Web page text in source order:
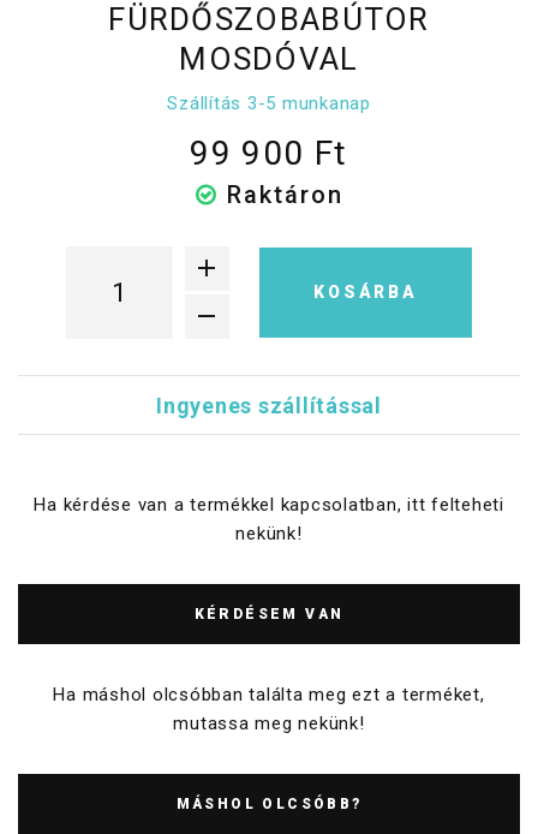
FÜRDŐSZOBABÚTOR
MOSDÓVAL
Szállítás 3-5 munkanap
99 900 Ft
Raktáron
KOSÁRBA
Ingyenes szállítással
Ha kérdése van a termékkel kapcsolatban, itt felteheti
nekünk!
KÉRDÉSEM VAN
Ha máshol olcsóbban találta meg ezt a terméket,
mutassa meg nekünk!
MÁSHOL OLCSÓBB?